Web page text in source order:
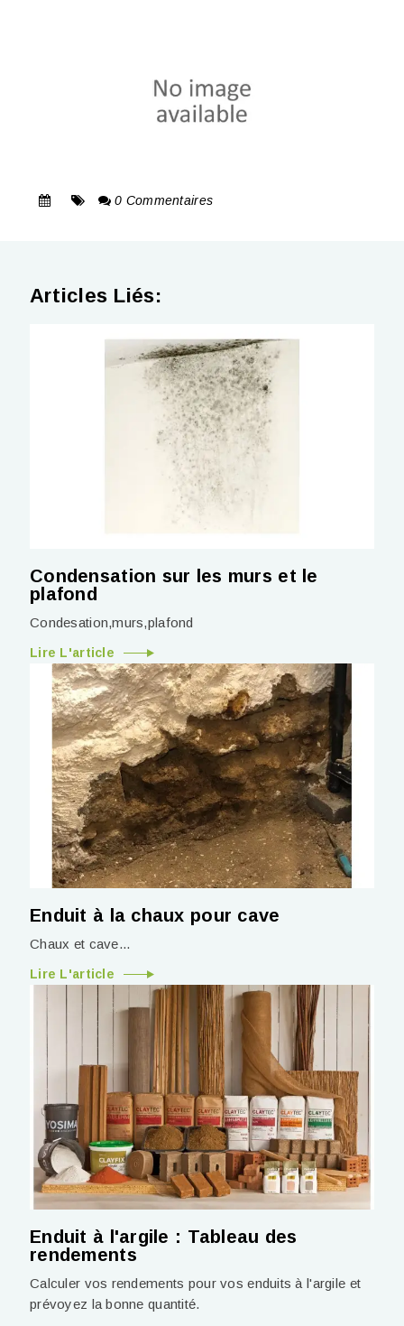
0 Commentaires
Articles Liés:
Condensation sur les murs et le
plafond
Condesation,murs,plafond
Lire L'article
Enduit à la chaux pour cave
Chaux et cave...
Lire L'article
Enduit à l'argile : Tableau des
rendements
Calculer vos rendements pour vos enduits à l'argile et
prévoyez la bonne quantité.